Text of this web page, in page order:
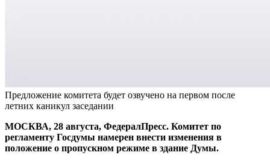
Предложение комитета будет озвучено на первом после
летних каникул заседании
МОСКВА, 28 августа, ФедералПресс. Комитет по
регламенту Госдумы намерен внести изменения в
положение о пропускном режиме в здание Думы.